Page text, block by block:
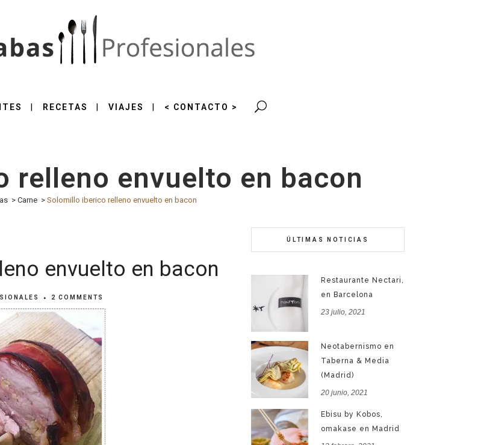
RECETAS VIAJES < CONTACTO >
relleno envuelto en bacon
> Carne > Solomillo iberico relleno envuelto en bacon
envuelto en bacon
2 COMMENTS
ÚLTIMAS NOTICIAS
Restaurante Nectari,
en Barcelona
23 julio, 2021
Neotabernismo en
Taberna & Media
(Madrid)
20 junio, 2021
Ebisu by Kobos,
omakase en Madrid